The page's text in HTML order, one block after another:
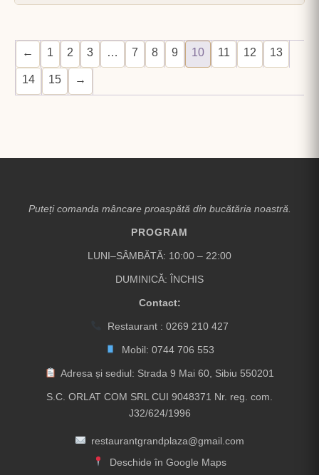
← 1 2 3 … 7 8 9 10 11 12 13
14 15 →
Puteți comanda mâncare proaspătă din bucătăria noastră.
PROGRAM
LUNI–SÂMBĂTĂ: 10:00 – 22:00
DUMINICĂ: ÎNCHIS
Contact:
Restaurant : 0269 210 427
Mobil: 0744 706 553
Adresa și sediul: Strada 9 Mai 60, Sibiu 550201
S.C. ORLAT COM SRL CUI 9048371 Nr. reg. com.
J32/624/1996
restaurantgrandplaza@gmail.com
Deschide în Google Maps